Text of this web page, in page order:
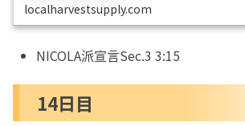
localharvestsupply.com
NICOLA派宣言Sec.3 3:15
14日目